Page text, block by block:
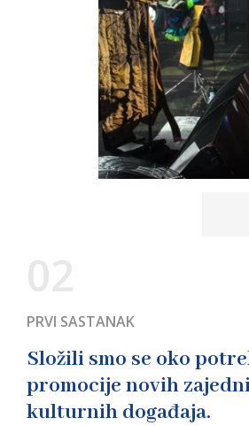
PRVI SASTANAK
Složili smo se oko
promocije novih
kulturnih događaja.